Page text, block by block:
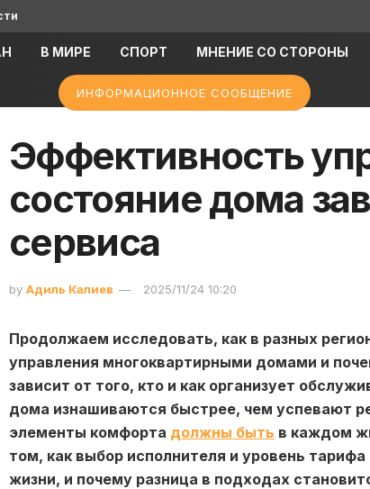
В МИРЕ СПОРТ МНЕНИЕ СО СТОРОНЫ
ИНФОРМАЦИОННОЕ СООБЩЕНИЕ
Эффективность
состояние дома
сервиса
by Адиль Калиев 2025/11/24 10:20
Продолжаем исследовать, как в разных
управления многоквартирными домами и
зависит от того, кто и как организует
дома изнашиваются быстрее, чем успевают
элементы комфорта должны быть в каждом
том, как выбор исполнителя и уровень
жизни, и почему разница в подходах